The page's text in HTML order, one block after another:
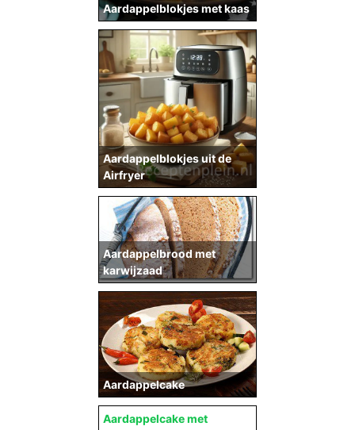
Aardappelblokjes met kaas
Aardappelblokjes uit de
Airfryer
Aardappelbrood met
karwijzaad
Aardappelcake
Aardappelcake met